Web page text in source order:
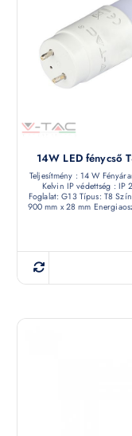
14W LED fénycső
Teljesítmény : 14 W
Kelvin IP védettség : IP
Foglalat: G13 Típus: T8
900 mm x 28 mm